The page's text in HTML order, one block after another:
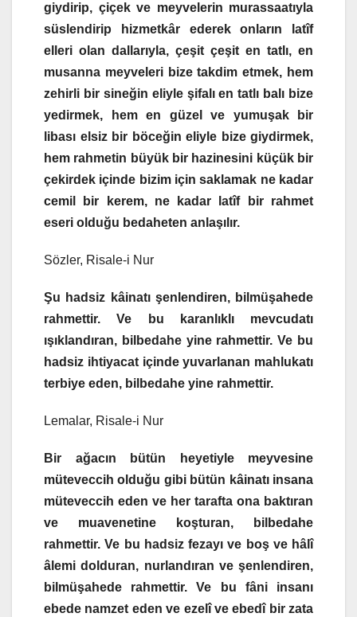
giydirip, çiçek ve meyvelerin murassaatıyla
süslendirip hizmetkâr ederek onların latîf
elleri olan dallarıyla, çeşit çeşit en tatlı, en
musanna meyveleri bize takdim etmek, hem
zehirli bir sineğin eliyle şifalı en tatlı balı bize
yedirmek, hem en güzel ve yumuşak bir
libası elsiz bir böceğin eliyle bize giydirmek,
hem rahmetin büyük bir hazinesini küçük bir
çekirdek içinde bizim için saklamak ne kadar
cemil bir kerem, ne kadar latîf bir rahmet
eseri olduğu bedaheten anlaşılır.
Sözler, Risale-i Nur
Şu hadsiz kâinatı şenlendiren, bilmüşahede
rahmettir. Ve bu karanlıklı mevcudatı
ışıklandıran, bilbedahe yine rahmettir. Ve bu
hadsiz ihtiyacat içinde yuvarlanan mahlukatı
terbiye eden, bilbedahe yine rahmettir.
Lemalar, Risale-i Nur
Bir ağacın bütün heyetiyle meyvesine
müteveccih olduğu gibi bütün kâinatı insana
müteveccih eden ve her tarafta ona baktıran
ve muavenetine koşturan, bilbedahe
rahmettir. Ve bu hadsiz fezayı ve boş ve hâlî
âlemi dolduran, nurlandıran ve şenlendiren,
bilmüşahede rahmettir. Ve bu fâni insanı
ebede namzet eden ve ezelî ve ebedî bir zata